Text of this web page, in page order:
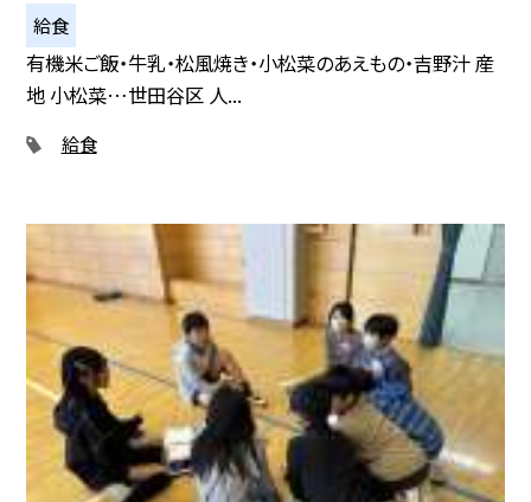
給食
有機米ご飯・牛乳・松風焼き・小松菜のあえもの・吉野汁 産
地 小松菜…世田谷区 人...
給食